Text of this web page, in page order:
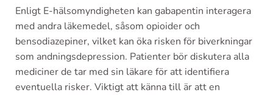
Enligt E-hälsomyndigheten kan gabapentin interagera
med andra läkemedel, såsom opioider och
bensodiazepiner, vilket kan öka risken för biverkningar
som andningsdepression. Patienter bör diskutera alla
mediciner de tar med sin läkare för att identifiera
eventuella risker. Viktigt att känna till är att en